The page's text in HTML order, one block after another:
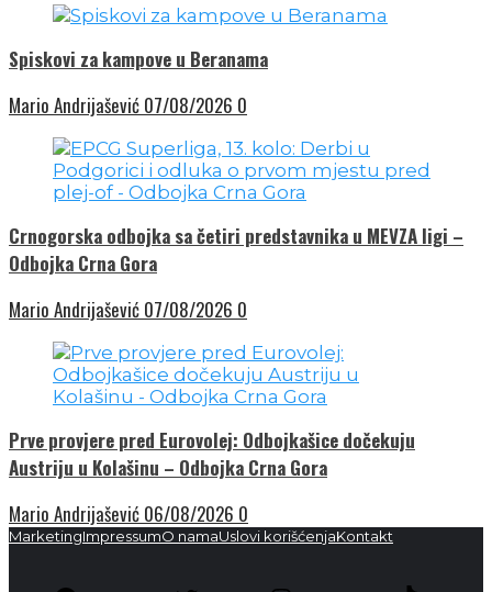
Spiskovi za kampove u Beranama
Mario Andrijašević 07/08/2026 0
Crnogorska odbojka sa četiri predstavnika u MEVZA ligi –
Odbojka Crna Gora
Mario Andrijašević 07/08/2026 0
Prve provjere pred Eurovolej: Odbojkašice dočekuju
Austriju u Kolašinu – Odbojka Crna Gora
Mario Andrijašević 06/08/2026 0
MarketingImpressumO namaUslovi korišćenjaKontakt